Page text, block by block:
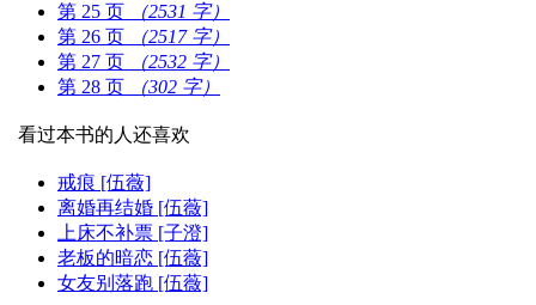
第 25 页
（2531 字）
第 26 页
（2517 字）
第 27 页
（2532 字）
第 28 页
（302 字）
看过本书的人还喜欢
戒痕 [伍薇]
离婚再结婚 [伍薇]
上床不补票 [子澄]
老板的暗恋 [伍薇]
女友别落跑 [伍薇]